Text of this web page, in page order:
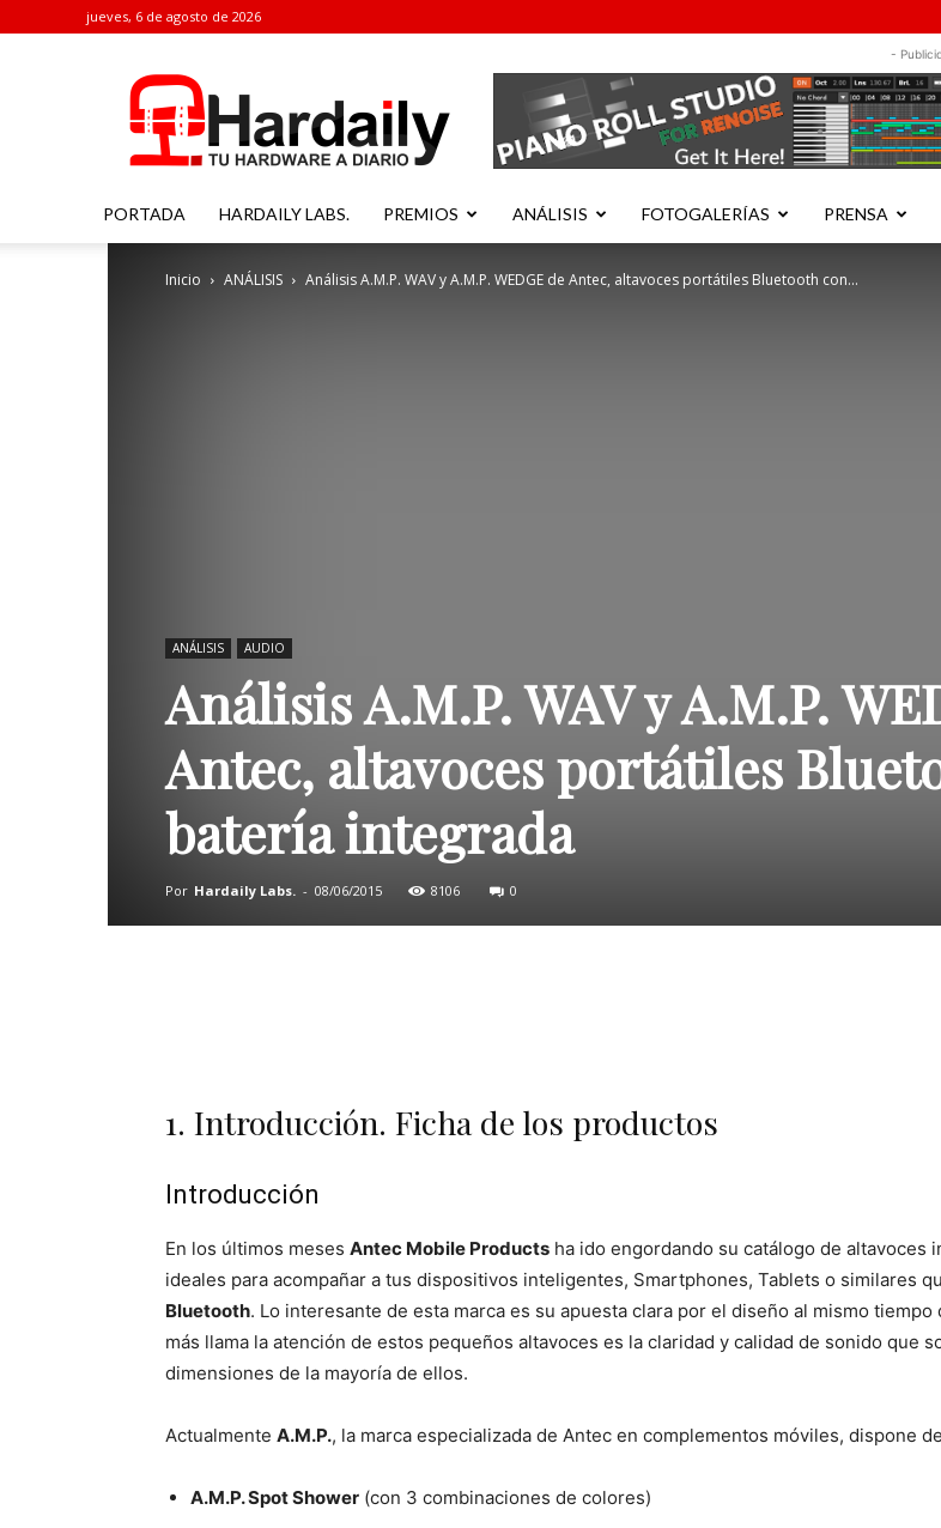
jueves, 6 de agosto de 2026
-
PORTADA HARDAILY LABS. PREMIOS ANÁLISIS FOTOGALERÍAS PRENSA
Inicio ANÁLISIS Análisis A.M.P. WAV y A.M.P. WEDGE de Antec, altavoces portátiles Bluetooth con...
ANÁLISIS AUDIO
Análisis A.M.P. WAV y A.M.P.
Antec, altavoces portátiles
batería integrada
Por Hardaily Labs. - 08/06/2015 8106 0
1. Introducción. Ficha de los productos
Introducción
En los últimos meses Antec Mobile Products ha ido engordando su catálogo de
ideales para acompañar a tus dispositivos inteligentes, Smartphones, Tablets o similares
Bluetooth. Lo interesante de esta marca es su apuesta clara por el diseño al mismo
más llama la atención de estos pequeños altavoces es la claridad y calidad de sonido que
dimensiones de la mayoría de ellos.
Actualmente A.M.P., la marca especializada de Antec en complementos móviles, dispone
A.M.P. Spot Shower (con 3 combinaciones de colores)